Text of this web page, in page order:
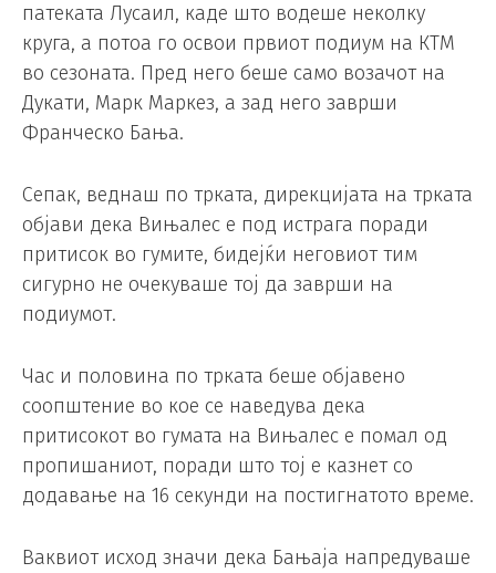
патеката Лусаил, каде што водеше неколку
круга, а потоа го освои првиот подиум на КТМ
во сезоната. Пред него беше само возачот на
Дукати, Марк Маркез, а зад него заврши
Франческо Бања.
Сепак, веднаш по трката, дирекцијата на трката
објави дека Вињалес е под истрага поради
притисок во гумите, бидејќи неговиот тим
сигурно не очекуваше тој да заврши на
подиумот.
Час и половина по трката беше објавено
соопштение во кое се наведува дека
притисокот во гумата на Вињалес е помал од
пропишаниот, поради што тој е казнет со
додавање на 16 секунди на постигнатото време.
Ваквиот исход значи дека Бањаја напредуваше